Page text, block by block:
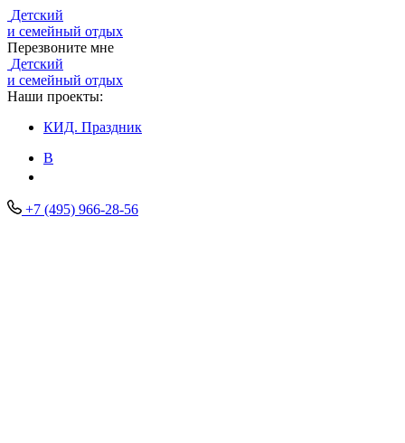
Детский
и семейный отдых
Перезвоните мне
Детский
и семейный отдых
Наши проекты:
КИД. Праздник
В
+7 (495) 966-28-56